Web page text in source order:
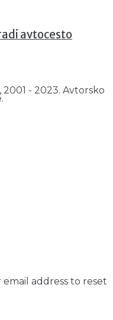
avtocesto
- 2023. Avtorsko
address to reset